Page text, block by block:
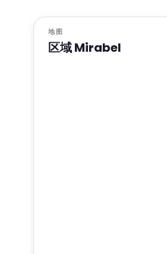
地图
区域 Mirabel